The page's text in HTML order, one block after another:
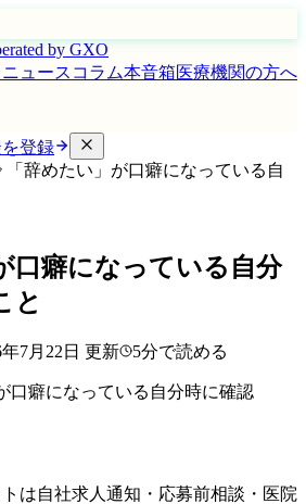
by GXO
ニュース コラム本音箱医療機関の方へ
登録
「辞めたい」が口癖になっている自
口癖になっている自分
と
7月22日 更新 5分で読める
トは自社求人通知・応募前相談・医院